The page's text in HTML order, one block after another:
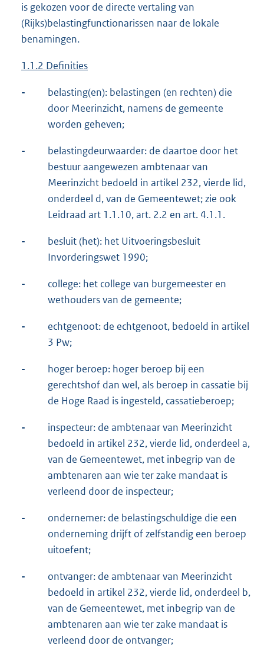
is gekozen voor de directe vertaling van
(Rijks)belastingfunctionarissen naar de lokale
benamingen.
1.1.2 Definities
-
belasting(en): belastingen (en rechten) die
door Meerinzicht, namens de gemeente
worden geheven;
-
belastingdeurwaarder: de daartoe door het
bestuur aangewezen ambtenaar van
Meerinzicht bedoeld in artikel 232, vierde lid,
onderdeel d, van de Gemeentewet; zie ook
Leidraad art 1.1.10, art. 2.2 en art. 4.1.1.
-
besluit (het): het Uitvoeringsbesluit
Invorderingswet 1990;
-
college: het college van burgemeester en
wethouders van de gemeente;
-
echtgenoot: de echtgenoot, bedoeld in artikel
3 Pw;
-
hoger beroep: hoger beroep bij een
gerechtshof dan wel, als beroep in cassatie bij
de Hoge Raad is ingesteld, cassatieberoep;
-
inspecteur: de ambtenaar van Meerinzicht
bedoeld in artikel 232, vierde lid, onderdeel a,
van de Gemeentewet, met inbegrip van de
ambtenaren aan wie ter zake mandaat is
verleend door de inspecteur;
-
ondernemer: de belastingschuldige die een
onderneming drijft of zelfstandig een beroep
uitoefent;
-
ontvanger: de ambtenaar van Meerinzicht
bedoeld in artikel 232, vierde lid, onderdeel b,
van de Gemeentewet, met inbegrip van de
ambtenaren aan wie ter zake mandaat is
verleend door de ontvanger;